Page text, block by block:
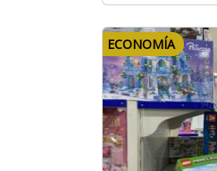
ECONOMÍA